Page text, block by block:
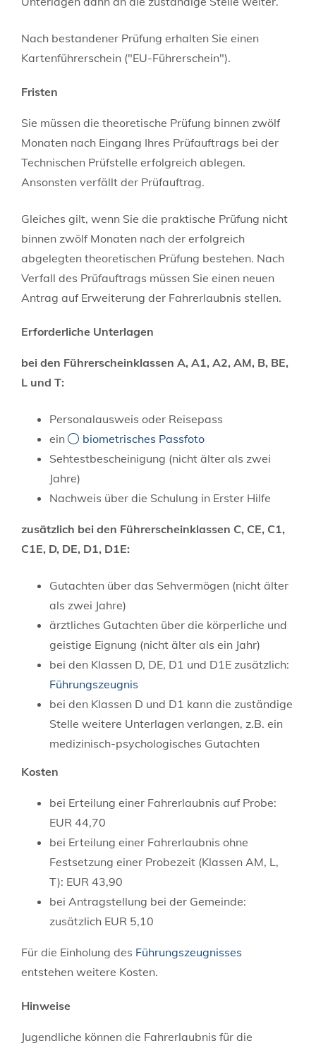
Nach bestandener Prüfung erhalten Sie einen
Kartenführerschein ("EU-Führerschein").
Fristen
Sie müssen die theoretische Prüfung binnen zwölf
Monaten nach Eingang Ihres Prüfauftrags bei der
Technischen Prüfstelle erfolgreich ablegen.
Ansonsten verfällt der Prüfauftrag.
Gleiches gilt, wenn Sie die praktische Prüfung nicht
binnen zwölf Monaten nach der erfolgreich
abgelegten theoretischen Prüfung bestehen. Nach
Verfall des Prüfauftrags müssen Sie einen neuen
Antrag auf Erweiterung der Fahrerlaubnis stellen.
Erforderliche Unterlagen
bei den Führerscheinklassen A, A1, A2, AM, B, BE,
L und T:
Personalausweis oder Reisepass
ein
biometrisches Passfoto
Sehtestbescheinigung (nicht älter als zwei
Jahre)
Nachweis über die Schulung in Erster Hilfe
zusätzlich bei den Führerscheinklassen C, CE, C1,
C1E, D, DE, D1, D1E:
Gutachten über das Sehvermögen (nicht älter
als zwei Jahre)
ärztliches Gutachten über die körperliche und
geistige Eignung (nicht älter als ein Jahr)
bei den Klassen D, DE, D1 und D1E zusätzlich:
Führungszeugnis
bei den Klassen D und D1 kann die zuständige
Stelle weitere Unterlagen verlangen, z.B. ein
medizinisch-psychologisches Gutachten
Kosten
bei Erteilung einer Fahrerlaubnis auf Probe:
EUR 44,70
bei Erteilung einer Fahrerlaubnis ohne
Festsetzung einer Probezeit (Klassen AM, L,
T): EUR 43,90
bei Antragstellung bei der Gemeinde:
zusätzlich EUR 5,10
Für die Einholung des Führungszeugnisses
entstehen weitere Kosten.
Hinweise
Jugendliche können die Fahrerlaubnis für die